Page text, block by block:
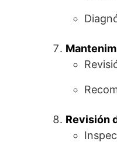
Revisión